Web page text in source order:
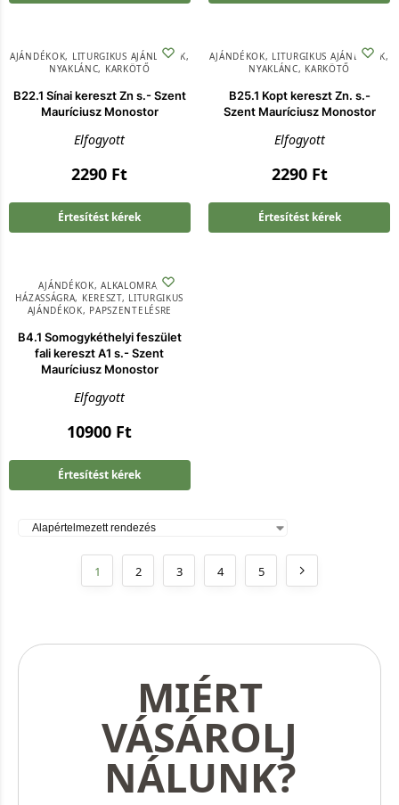
AJÁNDÉKOK, LITURGIKUS AJÁNDÉKOK,
NYAKLÁNC, KARKÖTŐ
B22.1 Sínai kereszt Zn s.- Szent
Mauríciusz Monostor
Elfogyott
2290 Ft
Értesítést kérek
AJÁNDÉKOK, LITURGIKUS AJÁNDÉKOK,
NYAKLÁNC, KARKÖTŐ
B25.1 Kopt kereszt Zn. s.-
Szent Mauríciusz Monostor
Elfogyott
2290 Ft
Értesítést kérek
AJÁNDÉKOK,ALKALOMRA
HÁZASSÁGRA, KERESZT, LITURGIKUS
AJÁNDÉKOK, PAPSZENTELÉSRE
B4.1 Somogykéthelyi feszület
fali kereszt A1 s.- Szent
Mauríciusz Monostor
Elfogyott
10900 Ft
Értesítést kérek
1 2 3 4 5
MIÉRT
VÁSÁROLJ
NÁLUNK?